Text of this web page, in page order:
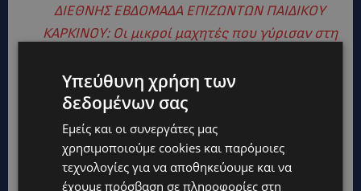
ΔΙΕΘΝΗΣ ΕΒΔΟΜΑΔΑ ΕΠΙΖΩΝΤΩΝ ΠΑΙΔΙΚΟΥ
ΚΑΡΚΙΝΟΥ: Οι μικροί μαχητές που γύρισαν στη
Υπεύθυνη χρήση των
δεδομένων σας
Εμείς και οι συνεργάτες μας
χρησιμοποιούμε cookies και παρόμοιες
τεχνολογίες για να αποθηκεύουμε και να
έχουμε πρόσβαση σε πληροφορίες στη